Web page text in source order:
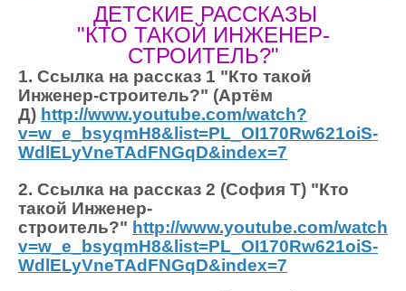
ДЕТСКИЕ РАССКАЗЫ
"КТО ТАКОЙ ИНЖЕНЕР-
СТРОИТЕЛЬ?"
1. Ссылка на рассказ 1 "Кто такой
Инженер-строитель?" (Артём
Д) http://www.youtube.com/watch?
v=w_e_bsyqmH8&list=PL_OI170Rw621oiS-
WdlELyVneTAdFNGqD&index=7
2. Ссылка на рассказ 2 (София Т) "Кто
такой Инженер-
строитель?" http://www.youtube.com/watch?
v=w_e_bsyqmH8&list=PL_OI170Rw621oiS-
WdlELyVneTAdFNGqD&index=7